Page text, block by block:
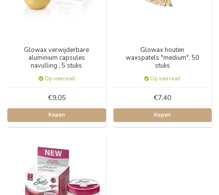
Glowax verwijderbare
aluminium capsules
navulling , 5 stuks
Op voorraad
€9,05
Kopen
Glowax houten
waxspatels "medium", 50
stuks
Op voorraad
€7,40
Kopen